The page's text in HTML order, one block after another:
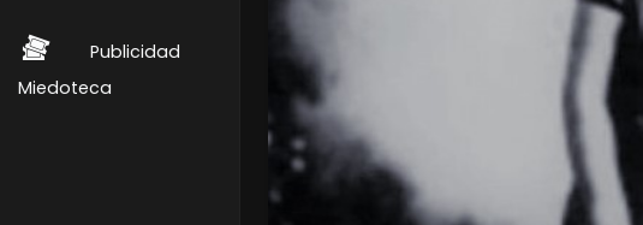
Publicidad
Miedoteca